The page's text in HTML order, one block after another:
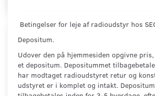
Betingelser for leje af radioudstyr hos
Depositum.
Udover den på hjemmesiden opgivne
et depositum. Depositummet
har modtaget radioudstyret retur og
udstyret er i komplet og intakt.